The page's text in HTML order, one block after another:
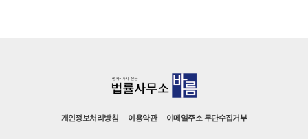
개인정보처리방침 이용약관 이메일주소 무단수집거부